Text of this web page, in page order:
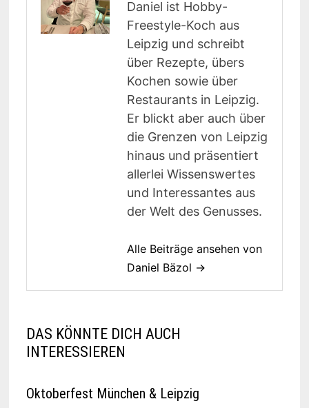
Daniel ist Hobby-
Freestyle-Koch aus
Leipzig und schreibt
über Rezepte, übers
Kochen sowie über
Restaurants in Leipzig.
Er blickt aber auch über
die Grenzen von Leipzig
hinaus und präsentiert
allerlei Wissenswertes
und Interessantes aus
der Welt des Genusses.
Alle Beiträge ansehen von
Daniel Bäzol →
DAS KÖNNTE DICH AUCH
INTERESSIEREN
Oktoberfest München & Leipzig